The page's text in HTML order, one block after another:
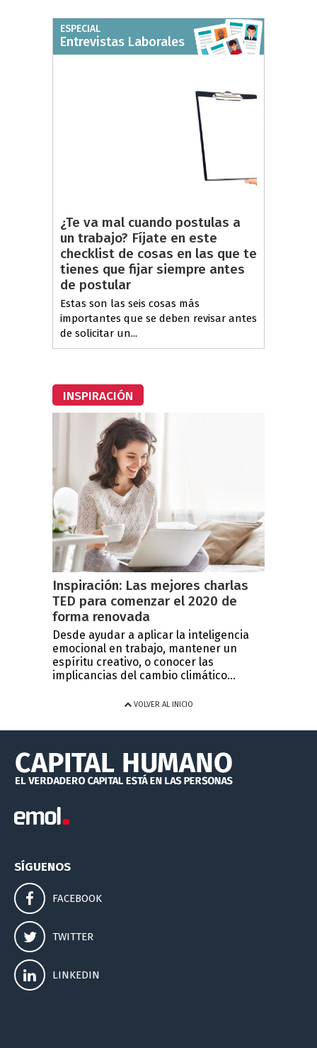
ESPECIAL
Entrevistas Laborales
¿Te va mal cuando postulas a
un trabajo? Fíjate en este
checklist de cosas en las que te
tienes que fijar siempre antes
de postular
Estas son las seis cosas más
importantes que se deben revisar antes
de solicitar un...
INSPIRACIÓN
Inspiración: Las mejores charlas
TED para comenzar el 2020 de
forma renovada
Desde ayudar a aplicar la inteligencia
emocional en trabajo, mantener un
espíritu creativo, o conocer las
implicancias del cambio climático...
VOLVER AL INICIO
SÍGUENOS
FACEBOOK
TWITTER
LINKEDIN